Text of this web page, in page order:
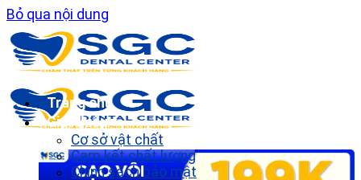
Bỏ qua nội dung
Trang chủ
Giới thiệu
Cơ sở vật chất
Cam kết chất lượng
Chính sách bảo mật